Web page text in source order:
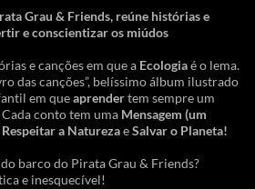
Grau & Friends, reúne histórias e
e conscientizar os miúdos
e canções em que a Ecologiaé o lema.
das canções”, belíssimo álbum ilustrado
em queaprendertem sempre um
Cada conto tem uma Mensagem (um
Respeitar a NaturezaeSalvar o Planeta!
barco do Pirata Grau & Friends?
e inesquecível!